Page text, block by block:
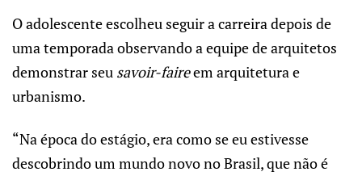
O adolescente escolheu seguir a carreira depois de
uma temporada observando a equipe de arquitetos
demonstrar seu savoir-faireem arquitetura e
urbanismo.
“Na época do estágio, era como se eu estivesse
descobrindo um mundo novo no Brasil, que não é